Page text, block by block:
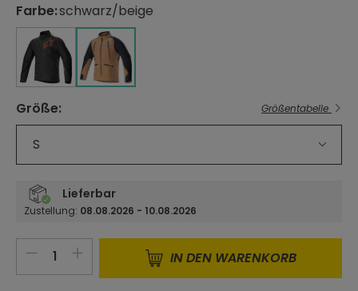
Farbe
auswählen
:schwarz/beige
schwarz/rot
schwarz/rot
schwarz/beige
Größe
auswählen
: Größentabelle
S
Lieferbar
Zustellung: 08.08.2026 - 10.08.2026
Produkt Anzahl: Gib den
IN DEN WARENKORB